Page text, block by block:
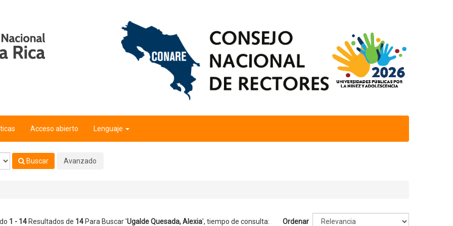
Acceso abierto Lenguaje
Buscar Avanzado
1 - 14Resultados de 14Para Buscar 'Ugalde Quesada, Alexia', tiempo de consulta:
Ordenar